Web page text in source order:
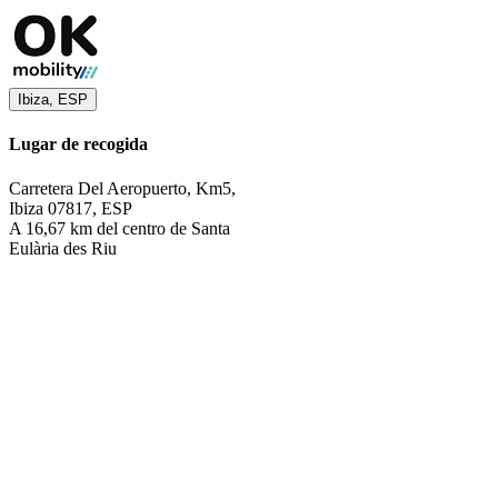
Ibiza, ESP
Lugar de recogida
Carretera Del Aeropuerto, Km5,
Ibiza 07817, ESP
A 16,67 km del centro de Santa
Eulària des Riu